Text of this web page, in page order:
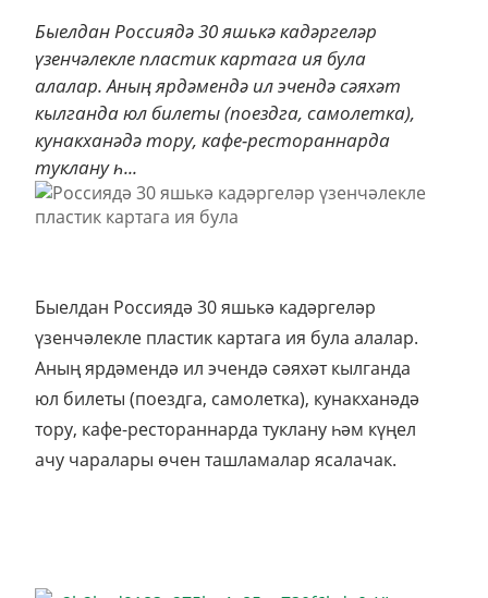
Быелдан Россиядә 30 яшькә кадәргеләр
үзенчәлекле пластик картага ия була
алалар. Аның ярдәмендә ил эчендә сәяхәт
кылганда юл билеты (поездга, самолетка),
кунакханәдә тору, кафе-рестораннарда
туклану һ...
Быелдан Россиядә 30 яшькә кадәргеләр
үзенчәлекле пластик картага ия була алалар.
Аның ярдәмендә ил эчендә сәяхәт кылганда
юл билеты (поездга, самолетка), кунакханәдә
тору, кафе-рестораннарда туклану һәм күңел
ачу чаралары өчен ташламалар ясалачак.